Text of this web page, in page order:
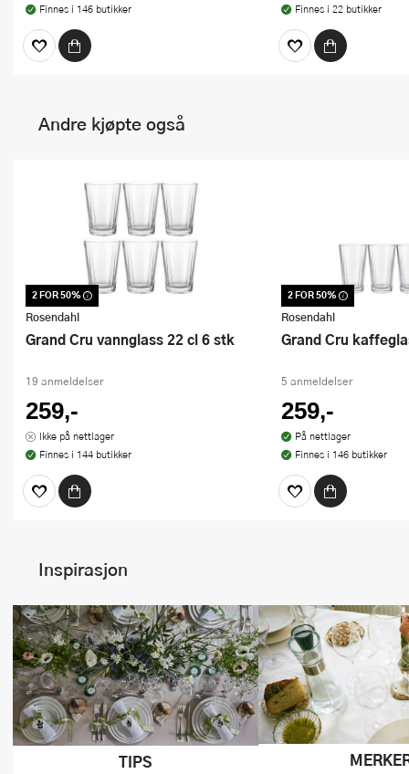
Finnes i 146 butikker
Finnes i 22 butikker
Andre kjøpte også
2 FOR 50%
Dette produktet er inkludert i vår
kampanje. Benytt deg av rabatten i dag!
Rosendahl
Grand Cru vannglass 22 cl 6 stk
19 anmeldelser
259,-
Ikke på nettlager
Finnes i 144 butikker
2 FOR 50%
Dette produktet er
kampanje. Benytt
Rosendahl
Grand Cru
5 anmeldelser
259,-
På nettlager
Finnes i 146 butikker
Inspirasjon
TIPS